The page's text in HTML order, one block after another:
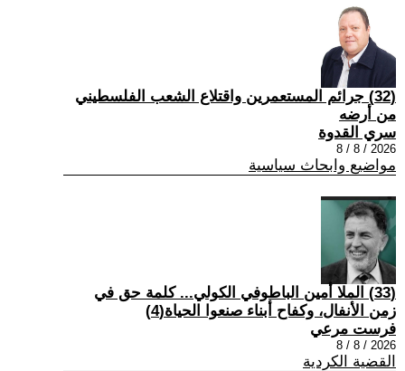
(32) جرائم المستعمرين واقتلاع الشعب الفلسطيني
من أرضه
سري القدوة
2026 / 8 / 8
مواضيع وابحاث سياسية
(33) الملا أمين الباطوفي الكولي... كلمة حق في
زمن الأنفال، وكفاح أبناء صنعوا الحياة(4)
فرست مرعي
2026 / 8 / 8
القضية الكردية